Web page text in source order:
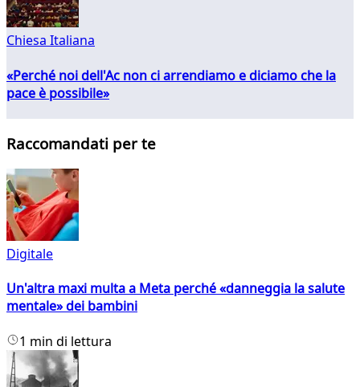
Chiesa Italiana
«Perché noi dell'Ac non ci arrendiamo e diciamo che la
pace è possibile»
Raccomandati per te
Digitale
Un'altra maxi multa a Meta perché «danneggia la salute
mentale» dei bambini
1 min di lettura